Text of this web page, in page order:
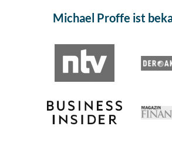
Michael Proffe ist